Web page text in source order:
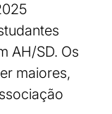
AH/SD. Os
maiores,